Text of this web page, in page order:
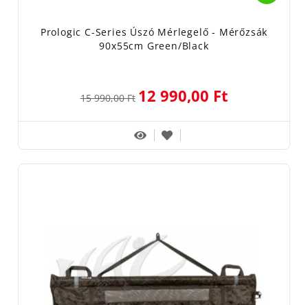
Prologic C-Series Úszó Mérlegelő - Mérőzsák
90x55cm Green/Black
15 990,00 Ft 12 990,00 Ft